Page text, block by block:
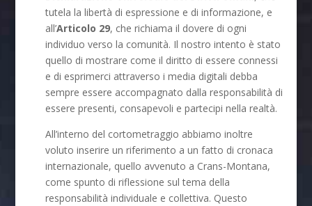
tutela la libertà di espressione e di informazione, e
all’Articolo 29, che richiama il dovere di ogni
individuo verso la comunità. Il nostro intento è stato
quello di mostrare come il diritto di essere connessi
e di esprimerci attraverso i media digitali debba
sempre essere accompagnato dalla responsabilità di
essere presenti, consapevoli e partecipi nella realtà.
All’interno del cortometraggio abbiamo inoltre
voluto inserire un riferimento a un fatto di cronaca
internazionale, quello avvenuto a Crans-Montana,
come spunto di riflessione sul tema della
responsabilità individuale e collettiva. Questo